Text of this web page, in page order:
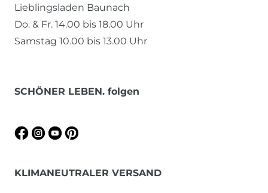
Lieblingsladen Baunach
Do. & Fr. 14.00 bis 18.00 Uhr
Samstag 10.00 bis 13.00 Uhr
SCHÖNER LEBEN. folgen
KLIMANEUTRALER VERSAND